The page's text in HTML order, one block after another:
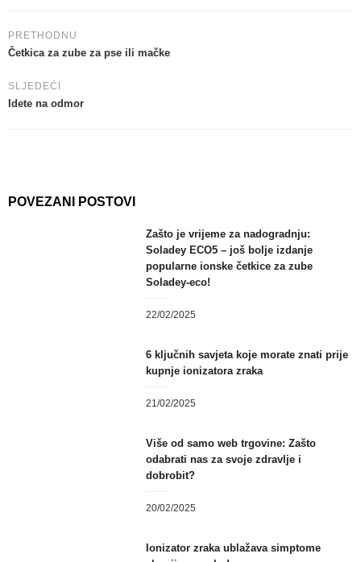
PRETHODNU
Četkica za zube za pse ili mačke
SLJEDEĆI
Idete na odmor
POVEZANI POSTOVI
Zašto je vrijeme za nadogradnju:
Soladey ECO5 – još bolje izdanje
popularne ionske četkice za zube
Soladey-eco!
22/02/2025
6 ključnih savjeta koje morate znati prije
kupnje ionizatora zraka
21/02/2025
Više od samo web trgovine: Zašto
odabrati nas za svoje zdravlje i
dobrobit?
20/02/2025
Ionizator zraka ublažava simptome